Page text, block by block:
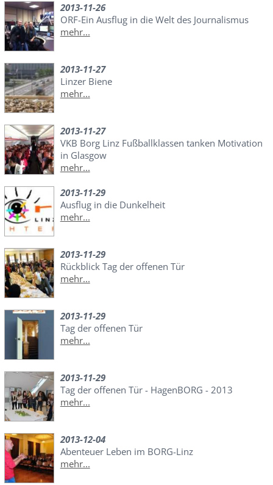
2013-11-26
ORF-Ein Ausflug in die Welt des Journalismus
mehr...
2013-11-27
Linzer Biene
mehr...
2013-11-27
VKB Borg Linz Fußballklassen tanken Motivation
in Glasgow
mehr...
2013-11-29
Ausflug in die Dunkelheit
mehr...
2013-11-29
Rückblick Tag der offenen Tür
mehr...
2013-11-29
Tag der offenen Tür
mehr...
2013-11-29
Tag der offenen Tür - HagenBORG - 2013
mehr...
2013-12-04
Abenteuer Leben im BORG-Linz
mehr...